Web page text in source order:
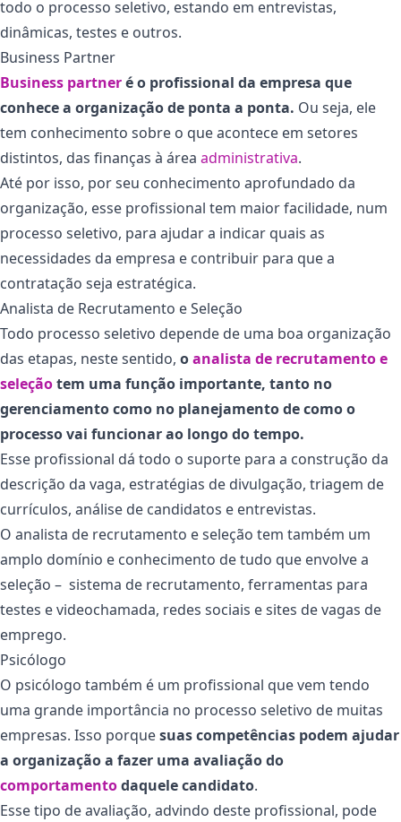
todo o processo seletivo, estando em entrevistas,
dinâmicas, testes e outros.
Business Partner
Business partneré o profissional da empresa que
conhece a organização de ponta a ponta. Ou seja, ele
tem conhecimento sobre o que acontece em setores
distintos, das finanças à área administrativa.
Até por isso, por seu conhecimento aprofundado da
organização, esse profissional tem maior facilidade, num
processo seletivo, para ajudar a indicar quais as
necessidades da empresa e contribuir para que a
contratação seja estratégica.
Analista de Recrutamento e Seleção
Todo processo seletivo depende de uma boa organização
das etapas, neste sentido, oanalista de recrutamento e
seleçãotem uma função importante, tanto no
gerenciamento como no planejamento de como o
processo vai funcionar ao longo do tempo.
Esse profissional dá todo o suporte para a construção da
descrição da vaga, estratégias de divulgação, triagem de
currículos, análise de candidatos e entrevistas.
O analista de recrutamento e seleção tem também um
amplo domínio e conhecimento de tudo que envolve a
seleção – sistema de recrutamento, ferramentas para
testes e videochamada, redes sociais e sites de vagas de
emprego.
Psicólogo
O psicólogo também é um profissional que vem tendo
uma grande importância no processo seletivo de muitas
empresas. Isso porquesuas competências podem ajudar
a organização a fazer uma avaliação do
comportamentodaquele candidato.
Esse tipo de avaliação, advindo deste profissional, pode